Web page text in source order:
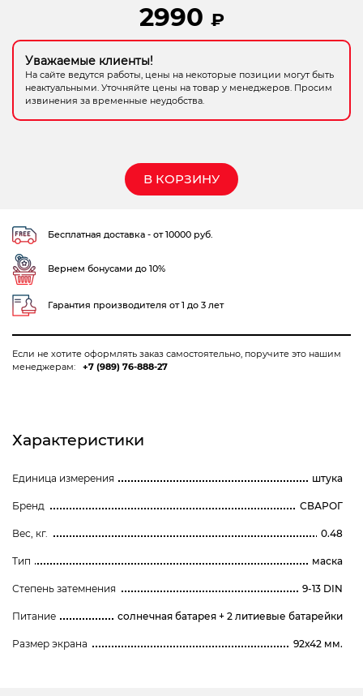
2990 ₽
Уважаемые клиенты!
На сайте ведутся работы, цены на некоторые позиции могут быть
неактуальными. Уточняйте цены на товар у менеджеров. Просим
извинения за временные неудобства.
В КОРЗИНУ
Бесплатная доставка - от 10000 руб.
Вернем бонусами до 10%
Гарантия производителя от 1 до 3 лет
Если не хотите оформлять заказ самостоятельно, поручите это нашим
менеджерам:
+7 (989) 76-888-27
Характеристики
Единица измерения штука
Бренд СВАРОГ
Вес, кг. 0.48
Тип маска
Степень затемнения 9-13 DIN
Питание солнечная батарея + 2 литиевые батарейки
Размер экрана 92х42 мм.